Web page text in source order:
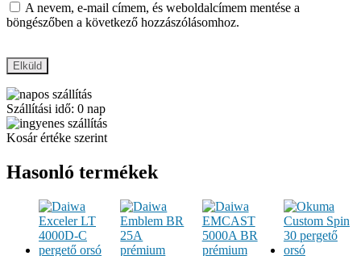
A nevem, e-mail címem, és weboldalcímem mentése a
böngészőben a következő hozzászólásomhoz.
Szállítási idő: 0 nap
Kosár értéke szerint
Hasonló termékek